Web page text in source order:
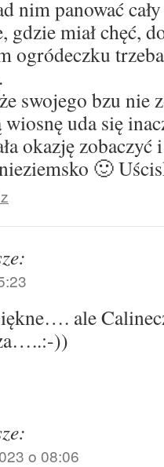
nim panować
gdzie miał chęć,
ogródeczku
swojego bzu nie
wiosnę uda się
okazję zobaczyć
🙂
ale
))
o 08:06